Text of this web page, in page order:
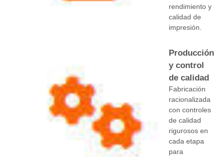
rendimiento y
calidad de
impresión.
Producción
y control
de calidad
Fabricación
racionalizada
con controles
de calidad
rigurosos en
cada etapa
para